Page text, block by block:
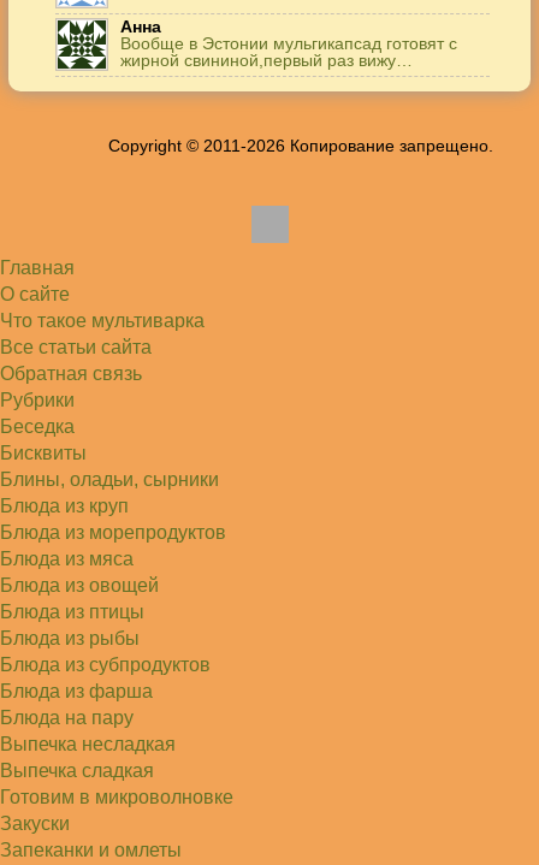
Анна
Вообще в Эстонии мульгикапсад готовят с
жирной свининой,первый раз вижу…
Игорь
Жанна
и сырую курочку, и…
Света
Советую простой рецепт как готовили наши
бабушки, на 5 минут…
Copyright © 2011-2026 Копирование запрещено.
Главная
О сайте
Что такое мультиварка
Все статьи сайта
Обратная связь
Рубрики
Беседка
Бисквиты
Блины, оладьи, сырники
Блюда из круп
Блюда из морепродуктов
Блюда из мяса
Блюда из овощей
Блюда из птицы
Блюда из рыбы
Блюда из субпродуктов
Блюда из фарша
Блюда на пару
Выпечка несладкая
Выпечка сладкая
Готовим в микроволновке
Закуски
Запеканки и омлеты